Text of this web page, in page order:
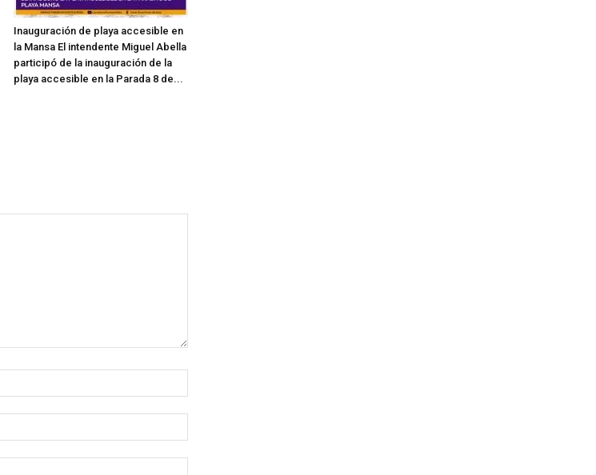
Inauguración de playa accesible en
la Mansa El intendente Miguel Abella
participó de la inauguración de la
playa accesible en la Parada 8 de...